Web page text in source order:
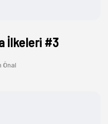
İlkeleri #3
Önal